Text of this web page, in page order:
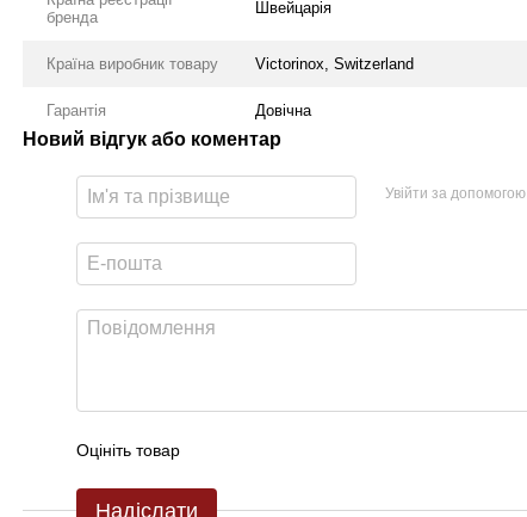
бренда
Швейцарія
Країна виробник товару Victorinox, Switzerland
Гарантія Довічна
Новий відгук або коментар
Увійти за допомогою
Оцініть товар
Надіслати